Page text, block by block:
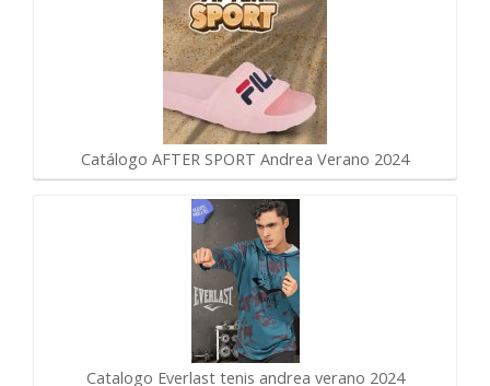
Catálogo AFTER SPORT Andrea Verano 2024
Catalogo Everlast tenis andrea verano 2024